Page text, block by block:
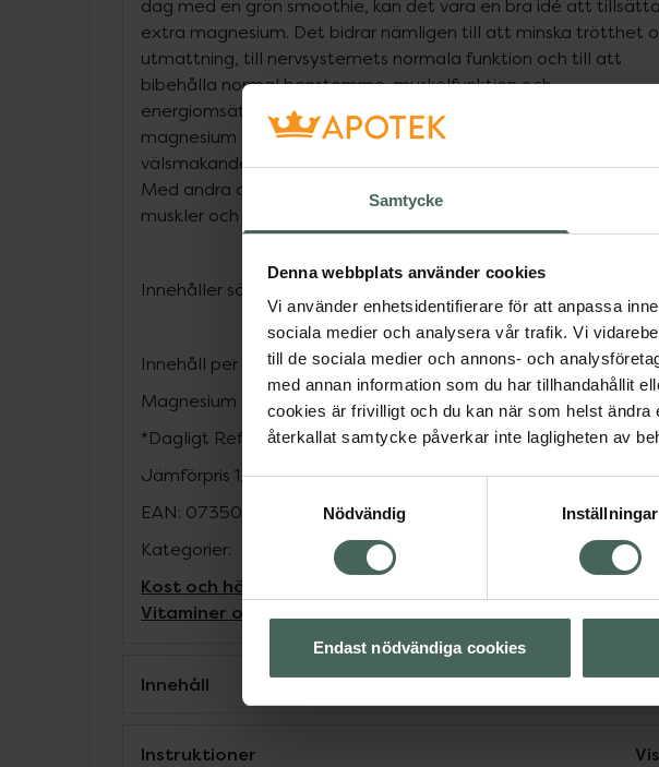
Samtycke
Denna webbplats använder cookies
Vi använder enhetsidentifierare för att anpassa
sociala medier och analysera vår trafik. Vi
till de sociala medier och annons- och
med annan information som du har tillhandahållit
cookies är frivilligt och du kan när som helst
återkallat samtycke påverkar inte lagligheten av
Samtyckesval
Nödvändig
Inställningar
Endast nödvändiga cookies
dag med en grön smoothie, kan det vara en bra idé att
extra magnesium. Det bidrar nämligen till att minska trötthet
utmattning, till nervsystemets normala funktion och till att
bibehålla normal benstomme, muskelfunktion och
energiomsättning. Varje dos innehåller tre lättupptagliga
magnesium (malat, laktat, bisglycinat) och kommer i ett
välsmakande, lättsmält pulver som du enkelt blandar med
Med andra ord en mineral för dig som tränar, värnar om dina
muskler och din sömn.
Innehåller sötningsmedel
Innehåll per dagsdos (3,5 g) % av DRI*
Magnesium 350 mg 93
*Dagligt Referensintag
Jämförpris 1,25 kr/g
EAN: 07350031365887
Kategorier:
Kost och hälsa
Vitaminer och mineraler
Innehåll
Instruktioner